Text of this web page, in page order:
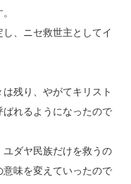
、ニセ救世主としてイ
残り、やがてキリスト
れるようになったので
ダヤ民族だけを救うの
味を変えていったので